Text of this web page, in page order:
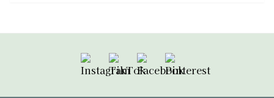
Følg oss på Instagram
Følg oss på TikTok
Følg oss på Facebook